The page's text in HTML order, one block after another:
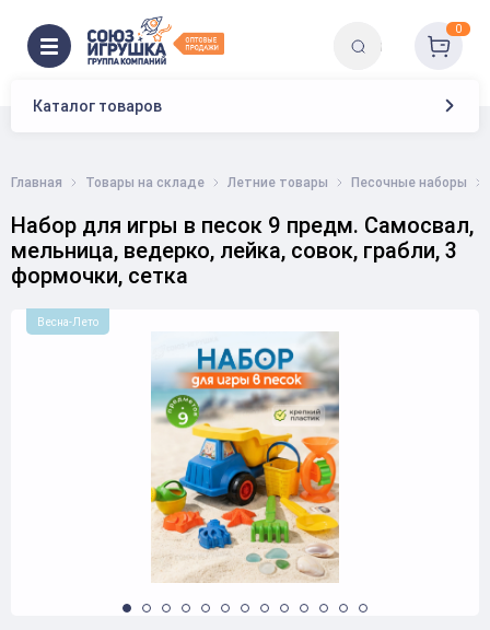
Каталог товаров
0
Главная Товары на складе Летние товары Песочные наборы
Набор для игры в песок 9 предм. Самосвал,
мельница, ведерко, лейка, совок, грабли, 3
формочки, сетка
Весна-Лето